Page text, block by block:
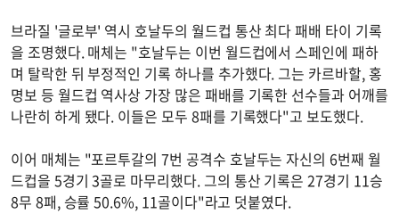
브라질 '글로부' 역시 호날두의 월드컵 통산 최다 패배 타이 기록
을 조명했다. 매체는 "호날두는 이번 월드컵에서 스페인에 패하
며 탈락한 뒤 부정적인 기록 하나를 추가했다. 그는 카르바할, 홍
명보 등 월드컵 역사상 가장 많은 패배를 기록한 선수들과 어깨를
나란히 하게 됐다. 이들은 모두 8패를 기록했다"고 보도했다.
이어 매체는 "포르투갈의 7번 공격수 호날두는 자신의 6번째 월
드컵을 5경기 3골로 마무리했다. 그의 통산 기록은 27경기 11승
8무 8패, 승률 50.6%, 11골이다"라고 덧붙였다.